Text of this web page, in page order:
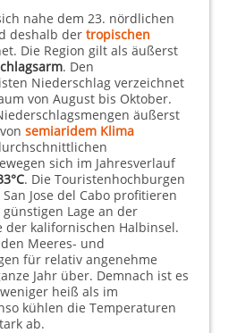
nahe dem 23. nördlichen
deshalb dertropischen
Die Region gilt als äußerst
. Den
Niederschlag verzeichnet
von August bis Oktober.
äußerst
semiaridem Klima
sich im Jahresverlauf
. Die Touristenhochburgen
Jose del Cabo profitieren
Lage an der
der kalifornischen Halbinsel.
Meeres- und
für relativ angenehme
Jahr über. Demnach ist es
heiß als im
kühlen die Temperaturen
ab.